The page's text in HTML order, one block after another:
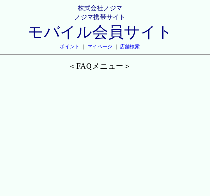
株式会社ノジマ
ノジマ携帯サイト
モバイル会員サイト
ポイント ｜ マイページ ｜ 店舗検索
＜FAQメニュー＞